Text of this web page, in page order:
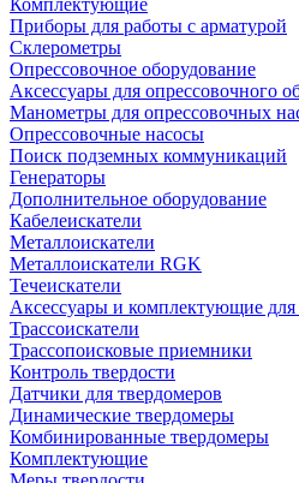
Комплектующие
Приборы для работы с арматурой
Склерометры
Опрессовочное оборудование
Аксессуары для опрессовочного
Манометры для опрессовочных
Опрессовочные насосы
Поиск подземных коммуникаций
Генераторы
Дополнительное оборудование
Кабелеискатели
Металлоискатели
Металлоискатели RGK
Течеискатели
Аксессуары и комплектующие для
Трассоискатели
Трассопоисковые приемники
Контроль твердости
Датчики для твердомеров
Динамические твердомеры
Комбинированные твердомеры
Комплектующие